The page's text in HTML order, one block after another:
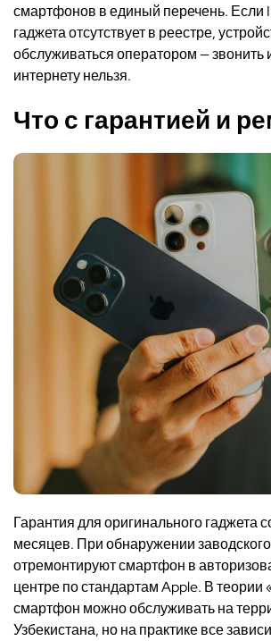
смартфонов в единый перечень. Если
гаджета отсутствует в реестре,
обслуживаться оператором — звонить
интернету нельзя.
Что с гарантией и
Гарантия для оригинального гаджета
месяцев. При обнаружении
отремонтируют смартфон в
центре по стандартам Apple. В теории
смартфон можно обслуживать на
Узбекистана, но на практике все